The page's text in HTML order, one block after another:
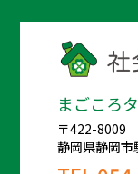
まごころ
〒422-8009
静岡県静岡